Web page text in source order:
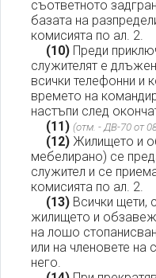
съответното
базата на
комисията по ал. 2.
(10) Преди
служителят е
всички телефонни и
времето на
настъпи след
(11) (отм. - ДВ-70 от
(12) Жилището и
мебелирано) се
служител и се
комисията по ал. 2.
(13) Всички щети,
жилището и
на лошо
или на членовете на
него.